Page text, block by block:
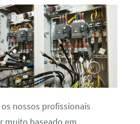
nossos profissionais